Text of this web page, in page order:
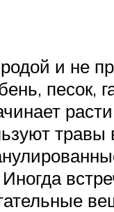
и не
песок,
травы